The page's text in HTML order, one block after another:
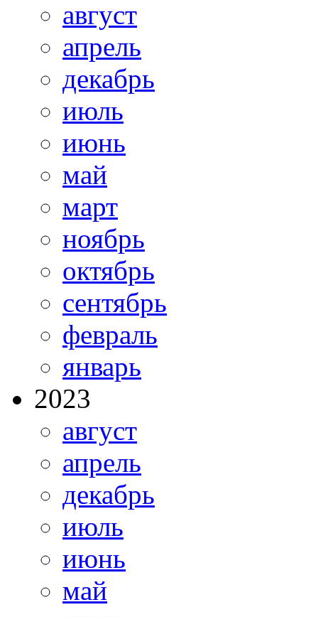
август
апрель
декабрь
июль
июнь
май
март
ноябрь
октябрь
сентябрь
февраль
январь
2023
август
апрель
декабрь
июль
июнь
май